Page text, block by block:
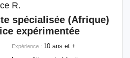
R.
spécialisée (Afrique)
expérimentée
Expérience : 10 ans et +